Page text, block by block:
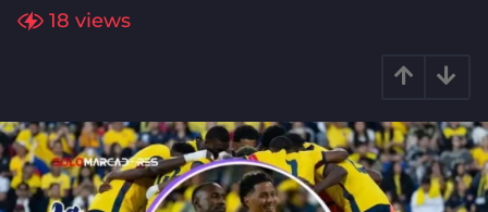
e
o
18 views